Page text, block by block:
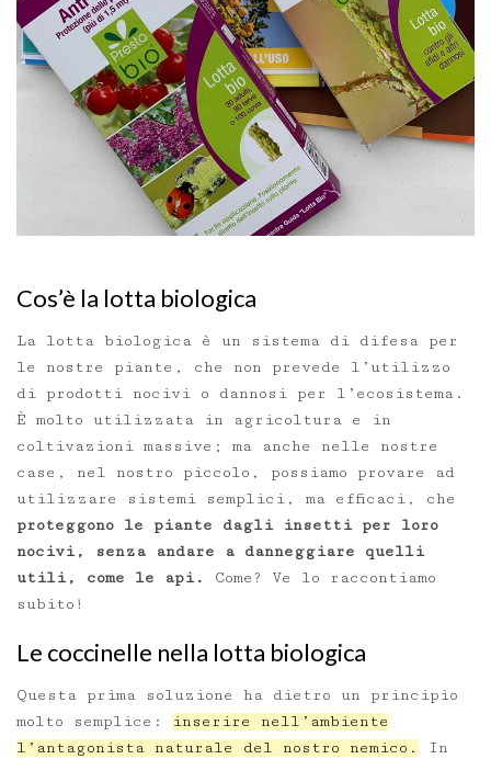
Cos’è la lotta biologica
La lotta biologica è un sistema di difesa per
le nostre piante, che non prevede l’utilizzo
di prodotti nocivi o dannosi per l’ecosistema.
È molto utilizzata in agricoltura e in
coltivazioni massive; ma anche nelle nostre
case, nel nostro piccolo, possiamo provare ad
utilizzare sistemi semplici, ma efficaci, che
proteggono le piante dagli insetti per loro
nocivi, senza andare a danneggiare quelli
utili, come le api.
Come? Ve lo raccontiamo
subito!
Le coccinelle nella lotta biologica
Questa prima soluzione ha dietro un principio
molto semplice:
inserire nell’ambiente
l’antagonista naturale del nostro nemico.
In